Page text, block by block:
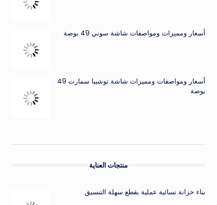
أسعار ومميزات ومواصفات شاشة سوني 49 بوصة
أسعار ومواصفات ومميزات شاشة توشيبا سمارت 49
بوصة
منتجات العناية
بناء خزانة نسائية عملية بقطع سهلة التنسيق